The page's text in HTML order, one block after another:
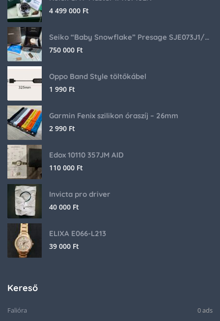
4 499 000 Ft
Seiko “Baby Snowflake” Presage SJE073J1/SARA015 Limited Edition
750 000 Ft
Oppo Band Style töltőkábel
1 990 Ft
Garmin Fenix szilikon óraszíj – 26mm
2 990 Ft
Edox 10110 357JM AID
110 000 Ft
Invicta pro driver
40 000 Ft
ELIXA E066-L213
39 000 Ft
Kereső
Falióra 0 ads